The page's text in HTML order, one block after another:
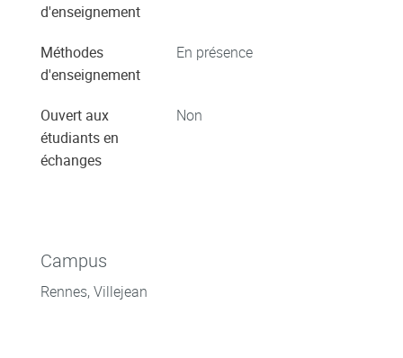
d'enseignement
Méthodes
d'enseignement
En présence
Ouvert aux
étudiants en
échanges
Non
Campus
Rennes, Villejean